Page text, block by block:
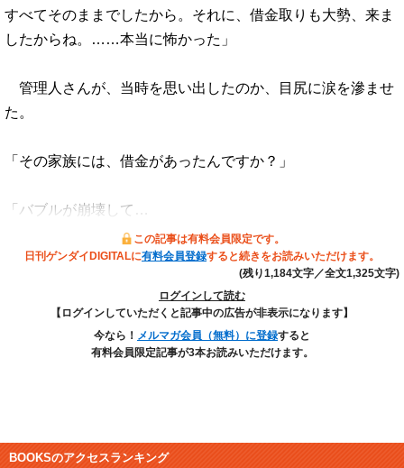
すべてそのままでしたから。それに、借金取りも大勢、来ま
したからね。……本当に怖かった」
管理人さんが、当時を思い出したのか、目尻に涙を滲ませ
た。
「その家族には、借金があったんですか？」
「バブルが崩壊して…
この記事は有料会員限定です。
日刊ゲンダイDIGITALに有料会員登録すると続きをお読みいただけます。
(残り1,184文字／全文1,325文字)
ログインして読む
【ログインしていただくと記事中の広告が非表示になります】
今なら！ メルマガ会員（無料）に登録すると
有料会員限定記事が3本お読みいただけます。
BOOKSのアクセスランキング